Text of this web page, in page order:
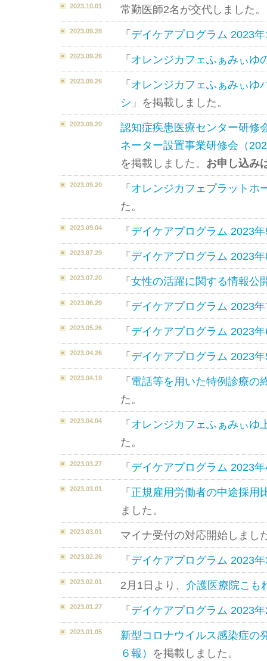
2023.10.01 常勤医師2名が交代しました
2023.09.28 「 デイケアプログラム 2023
2023.09.26 「 オレンジカフェふぁみぃゆ
2023.09.26 「 オレンジカフェふぁみぃゆ
シ 」を掲載しました。
2023.09.20
認知症疾患医療センター研
ネーター設置事業研修会（
を掲載しました。 お申し込み
2023.09.20 「 オレンジカフェプラットホ
た。
2023.09.04 「 デイケアプログラム 2023
2023.07.29 「 デイケアプログラム 2023
2023.07.20 「 女性の活躍に関する情報公
2023.06.29 「 デイケアプログラム 2023
2023.05.26 「 デイケアプログラム 2023
2023.04.26 「 デイケアプログラム 2023
2023.04.19 「 電話等を用いた特例診療の
た。
2023.04.04 「 オレンジカフェふぁみぃゆ
た。
2023.03.27 「 デイケアプログラム 2023
2023.03.01 「 正規雇用労働者の中途採用
ました。
2023.03.01 マイナ受付の対応開始しまし
2023.02.26 「 デイケアプログラム 2023
2023.02.01 2月1日より、 介護医療院こも
2023.01.27 「 デイケアプログラム 2023
2023.01.05
新型コロナウイルス感染症
６報） を掲載しました。